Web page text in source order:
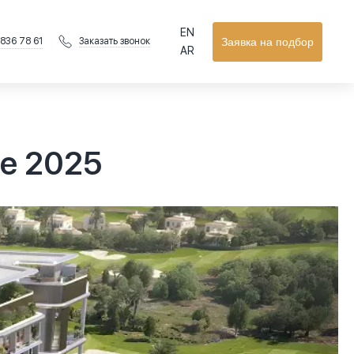
78 61 Заказать звонок Заявка на подбор
EN
AR
2025